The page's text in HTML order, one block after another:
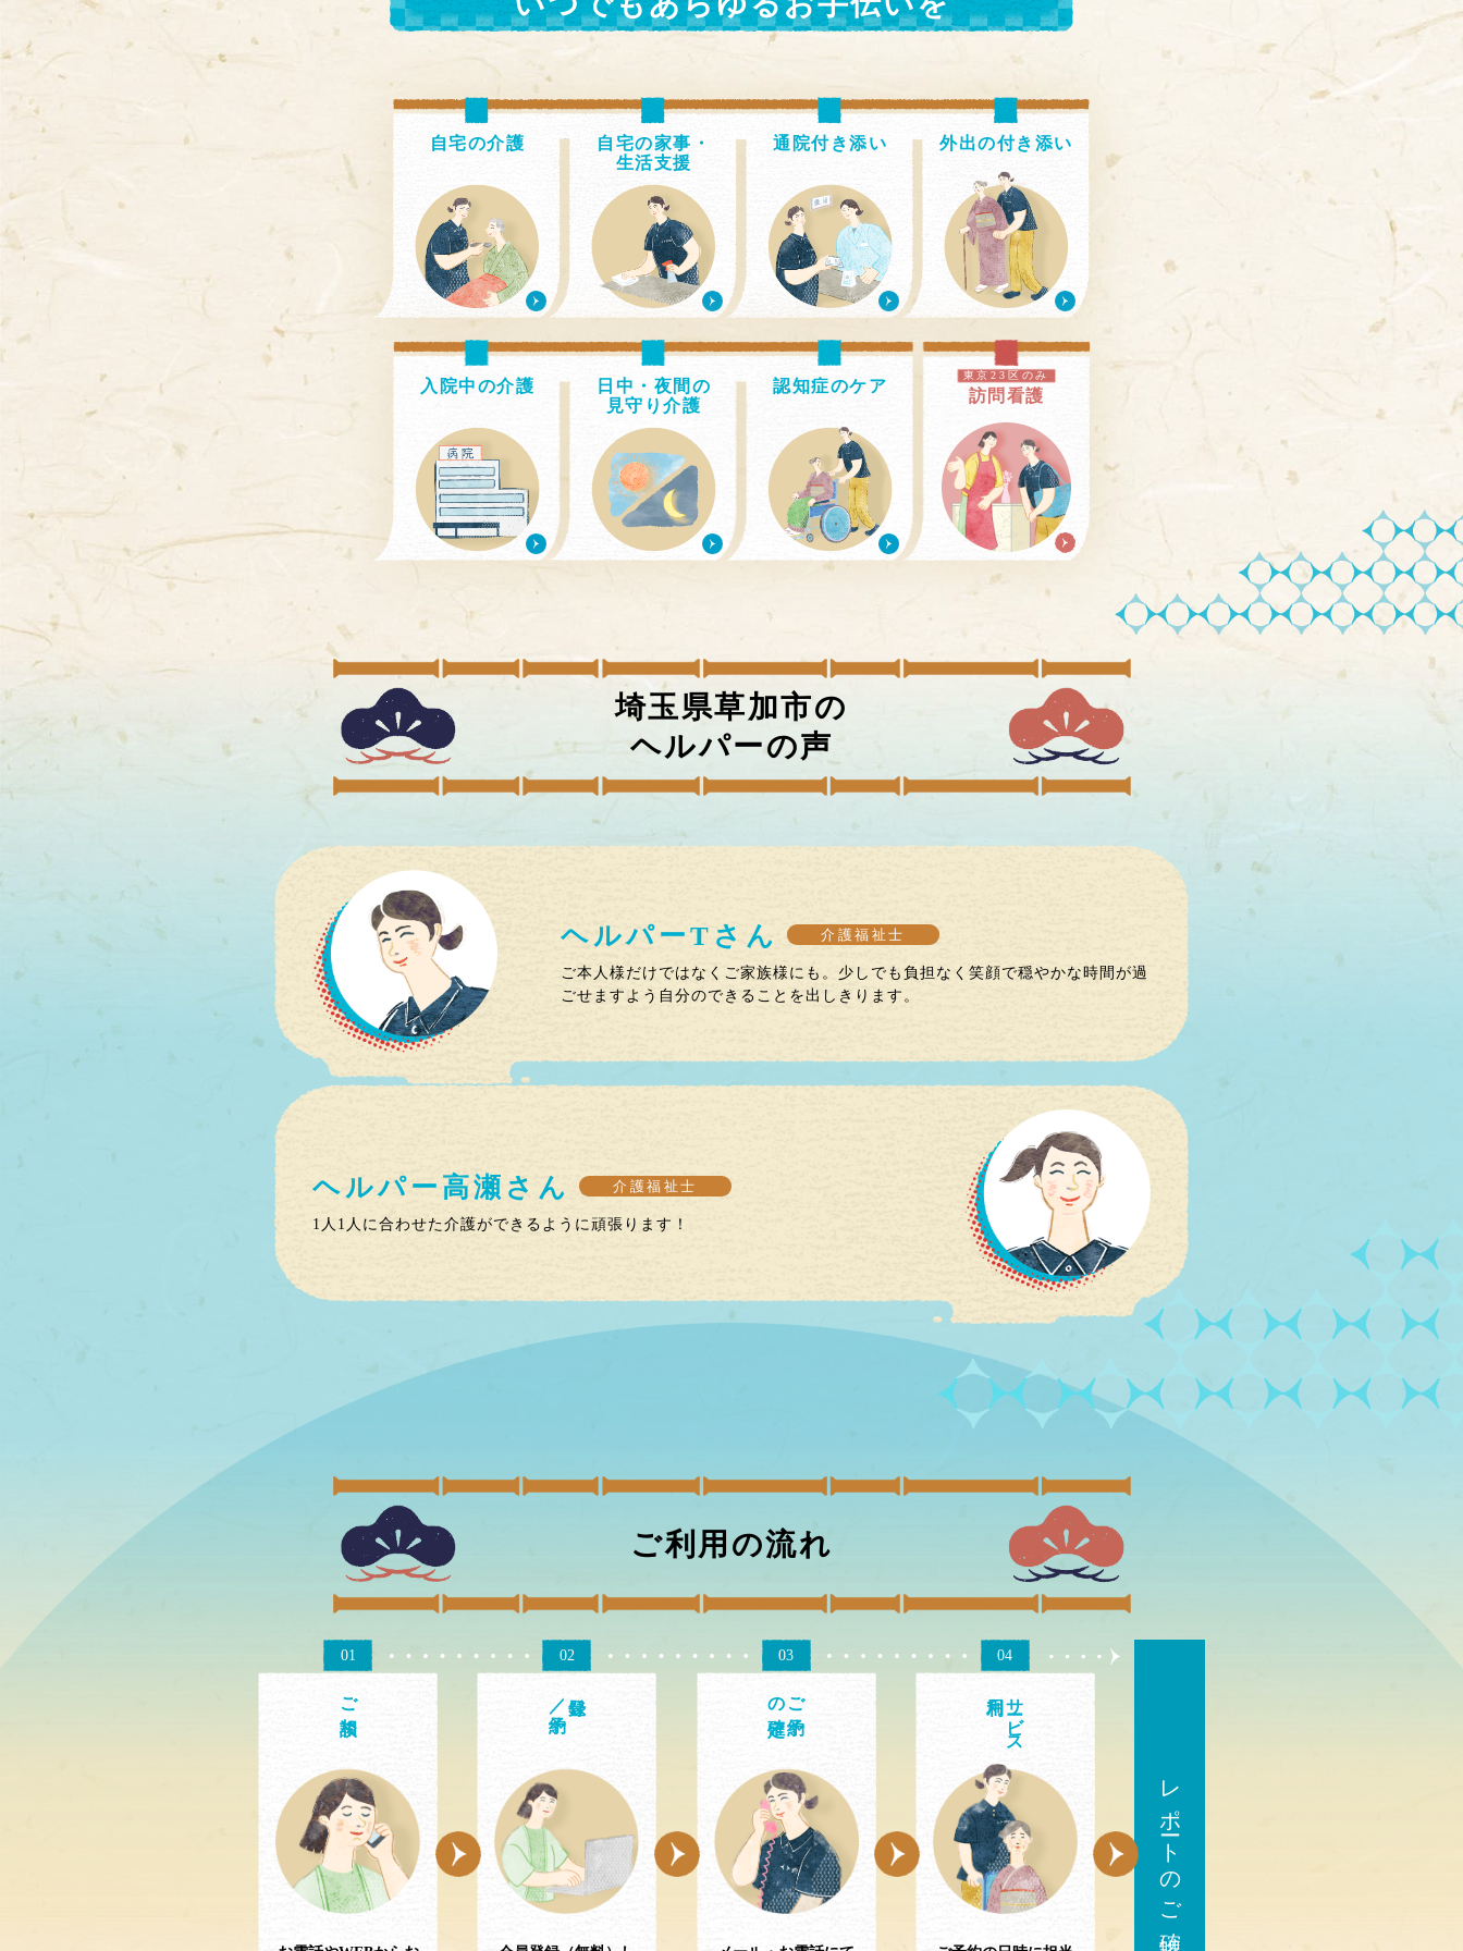
自宅の介護
自宅の家事・
生活支援
通院付き添い 外出の付き添い
入院中の介護
日中・夜間の
見守り介護
認知症のケア
東京23区のみ
訪問看護
埼玉県草加市の
ヘルパーの声
ヘルパーT さん 介護福祉士
ご本人様だけではなくご家族様にも。少しでも負担なく笑顔で穏やかな時間が過
ごせますよう自分のできることを出しきります。
ヘルパー 高瀬 さん 介護福祉士
1人1人に合わせた介護ができるように頑張ります！
ご利用の流れ
01
ご相談
02 03
ご予約
の確定
04
サ
ビス
レポートのご確認